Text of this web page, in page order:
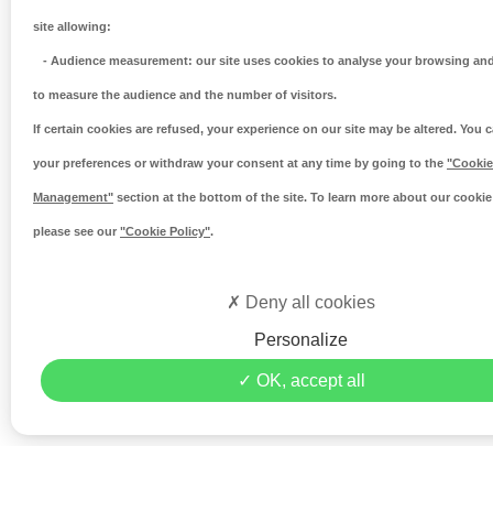
site allowing:
- Audience measurement: our site uses cookies to analyse your browsing
to measure the audience and the number of visitors.
If certain cookies are refused, your experience on our site may be altered. You
your preferences or withdraw your consent at any time by going to the "Cookie
Management" section at the bottom of the site. To learn more about our
please see our "Cookie Policy".
OK, accept all
Personalize
Deny all cookies